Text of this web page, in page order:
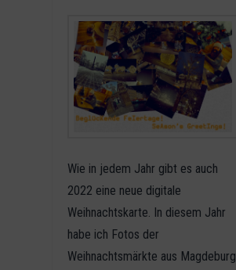
Wie in jedem Jahr gibt es auch
2022 eine neue digitale
Weihnachtskarte. In diesem Jahr
habe ich Fotos der
Weihnachtsmärkte aus Magdeburg